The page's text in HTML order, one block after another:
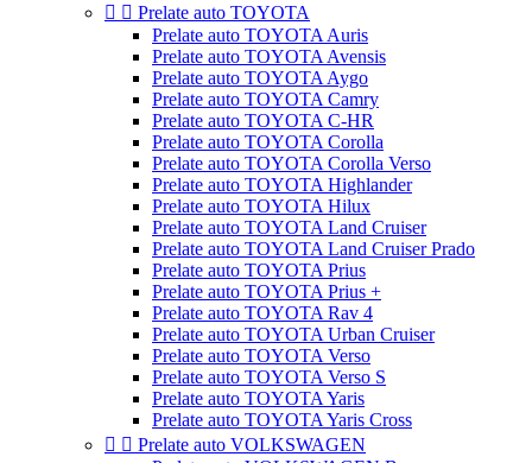
  Prelate auto TOYOTA
Prelate auto TOYOTA Auris
Prelate auto TOYOTA Avensis
Prelate auto TOYOTA Aygo
Prelate auto TOYOTA Camry
Prelate auto TOYOTA C-HR
Prelate auto TOYOTA Corolla
Prelate auto TOYOTA Corolla Verso
Prelate auto TOYOTA Highlander
Prelate auto TOYOTA Hilux
Prelate auto TOYOTA Land Cruiser
Prelate auto TOYOTA Land Cruiser Prado
Prelate auto TOYOTA Prius
Prelate auto TOYOTA Prius +
Prelate auto TOYOTA Rav 4
Prelate auto TOYOTA Urban Cruiser
Prelate auto TOYOTA Verso
Prelate auto TOYOTA Verso S
Prelate auto TOYOTA Yaris
Prelate auto TOYOTA Yaris Cross
  Prelate auto VOLKSWAGEN